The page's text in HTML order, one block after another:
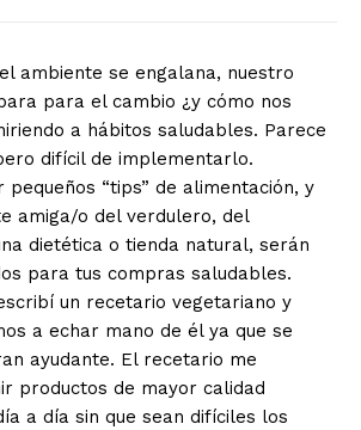
ambiente se engalana, nuestro
para el cambio ¿y cómo nos
a hábitos saludables. Parece
difícil de implementarlo.
pequeños “tips” de alimentación, y
amiga/o del verdulero, del
dietética o tienda natural, serán
para tus compras saludables.
un recetario vegetariano y
a echar mano de él ya que se
ayudante. El recetario me
productos de mayor calidad
a día sin que sean difíciles los